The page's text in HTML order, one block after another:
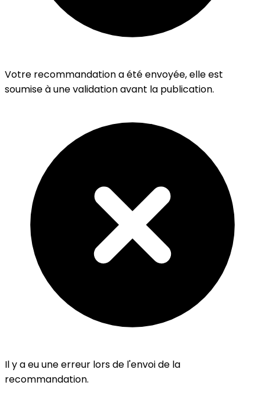
Votre recommandation a été envoyée, elle est
soumise à une validation avant la publication.
Il y a eu une erreur lors de l'envoi de la
recommandation.